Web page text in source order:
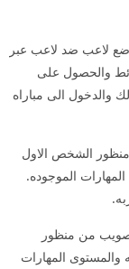
لاعب ضد لاعب عبر
والحصول على
والدخول الى مباراه
الشخص الاول
الموجوده.
من منظور
المهارات